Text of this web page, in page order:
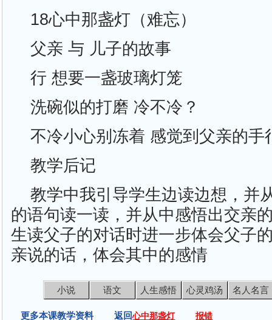
18心中那盏灯（难忘）
父亲 与 儿子的故事
行 想要一盏玻璃灯笼
洗碗似的打磨 冷不冷？
不冷小心别冻着 感觉到父亲的手
教学后记
教学中我引导学生边读边想，并
的语句读一读，并从中感悟出交亲
生读父子的对话时进一步体会父子
亲说的话，体会其中的感情
小说 语文 人生感悟 心灵鸡汤 名人名言
更多本课教学资料 返回心中那盏灯
报错